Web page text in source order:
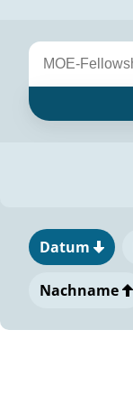
Datum
Nachname